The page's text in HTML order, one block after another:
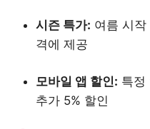
시즌 특가: 여름 시
격에 제공
모바일 앱 할인: 특정
추가 5% 할인